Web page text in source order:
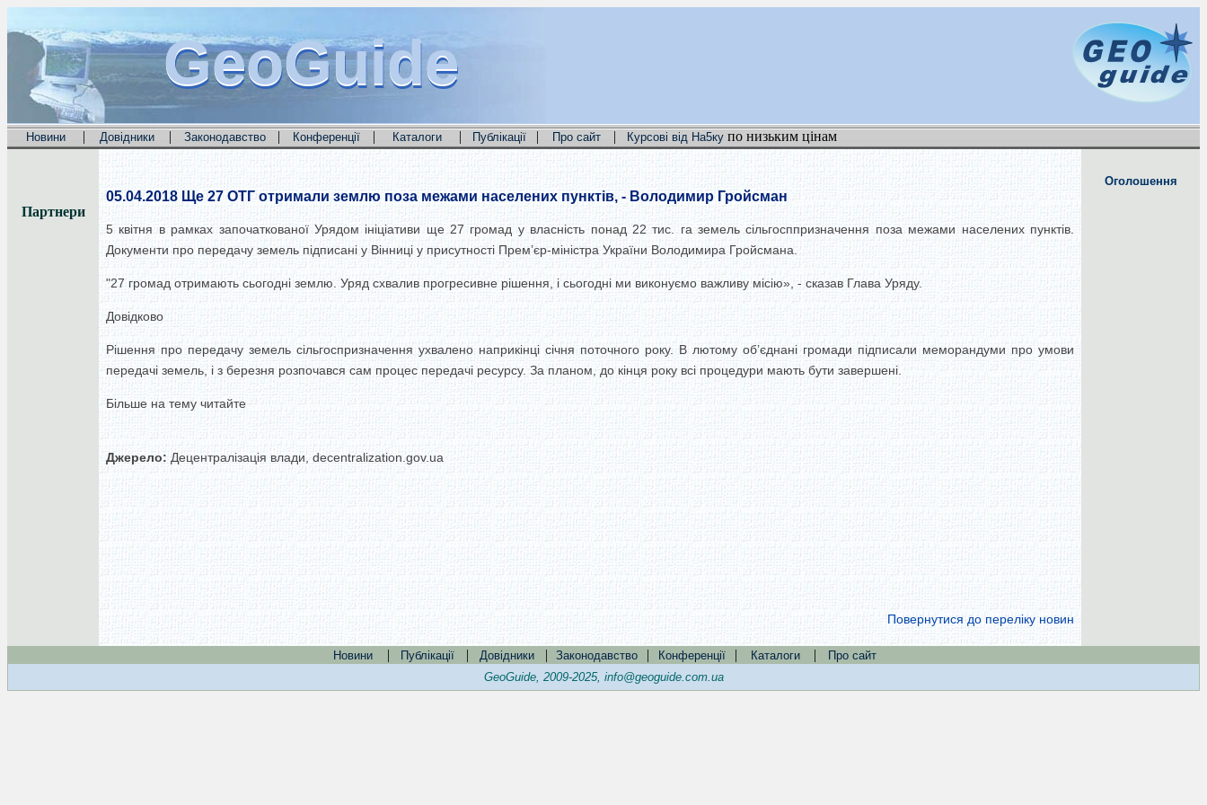
GeoGuide
GeoGuide
GeoGuide
Новини | Довідники | Законодавство | Конференції | Каталоги | Публікації | Про сайт | Курсові від На5ку по низьким цінам
Партнери
05.04.2018 Ще 27 ОТГ отримали землю поза межами населених пунктів, - Володимир Гройсман
5 квітня в рамках започаткованої Урядом ініціативи ще 27 громад у власність понад 22 тис. га земель сільгосппризначення поза межами населених пунктів.
Документи про передачу земель підписані у Вінниці у присутності Прем’єр-міністра України Володимира Гройсмана .
"27 громад отримають сьогодні землю. Уряд схвалив прогресивне рішення, і сьогодні ми виконуємо важливу місію», - сказав Глава Уряду.
Довідково
Рішення про передачу земель сільгоспризначення ухвалено наприкінці січня поточного року. В лютому об’єднані громади підписали меморандуми про умови
передачі земель, і з березня розпочався сам процес передачі ресурсу. За планом, до кінця року всі процедури мають бути завершені.
Більше на тему читайте
Джерело: Децентралізація влади, decentralization.gov.ua
Повернутися до переліку новин
Оголошення
Новини | Публікації | Довідники | Законодавство | Конференції | Каталоги |
Про сайт
GeoGuide, 2009-2025, info@geoguide.com.ua